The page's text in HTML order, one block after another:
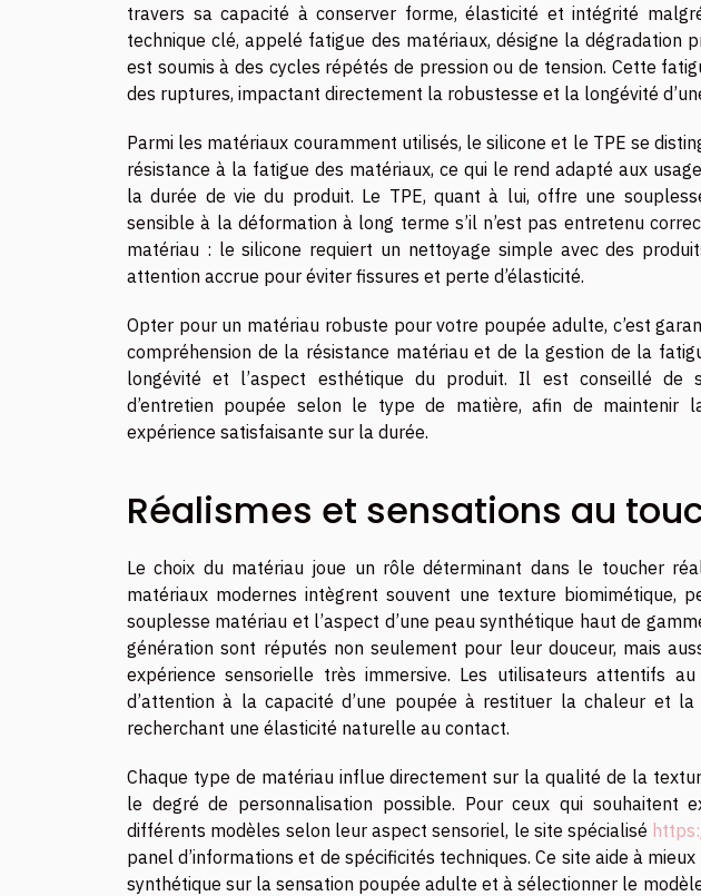
travers sa capacité à conserver forme, élasticité et intégrité
technique clé, appelé fatigue des matériaux, désigne la dégradation
est soumis à des cycles répétés de pression ou de tension. Cette
des ruptures, impactant directement la robustesse et la longévité
Parmi les matériaux couramment utilisés, le silicone et le TPE se
résistance à la fatigue des matériaux, ce qui le rend adapté aux
la durée de vie du produit. Le TPE, quant à lui, offre une
sensible à la déformation à long terme s’il n’est pas entretenu
matériau : le silicone requiert un nettoyage simple avec des
attention accrue pour éviter fissures et perte d’élasticité.
Opter pour un matériau robuste pour votre poupée adulte, c’est
compréhension de la résistance matériau et de la gestion de la
longévité et l’aspect esthétique du produit. Il est conseillé de
d’entretien poupée selon le type de matière, afin de maintenir
expérience satisfaisante sur la durée.
Réalismes et sensations au
Le choix du matériau joue un rôle déterminant dans le toucher
matériaux modernes intègrent souvent une texture biomimétique,
souplesse matériau et l’aspect d’une peau synthétique haut de
génération sont réputés non seulement pour leur douceur, mais
expérience sensorielle très immersive. Les utilisateurs attentifs
d’attention à la capacité d’une poupée à restituer la chaleur et la
recherchant une élasticité naturelle au contact.
Chaque type de matériau influe directement sur la qualité de la
le degré de personnalisation possible. Pour ceux qui souhaitent
différents modèles selon leur aspect sensoriel, le site spécialisé
panel d’informations et de spécificités techniques. Ce site aide à
synthétique sur la sensation poupée adulte et à sélectionner le